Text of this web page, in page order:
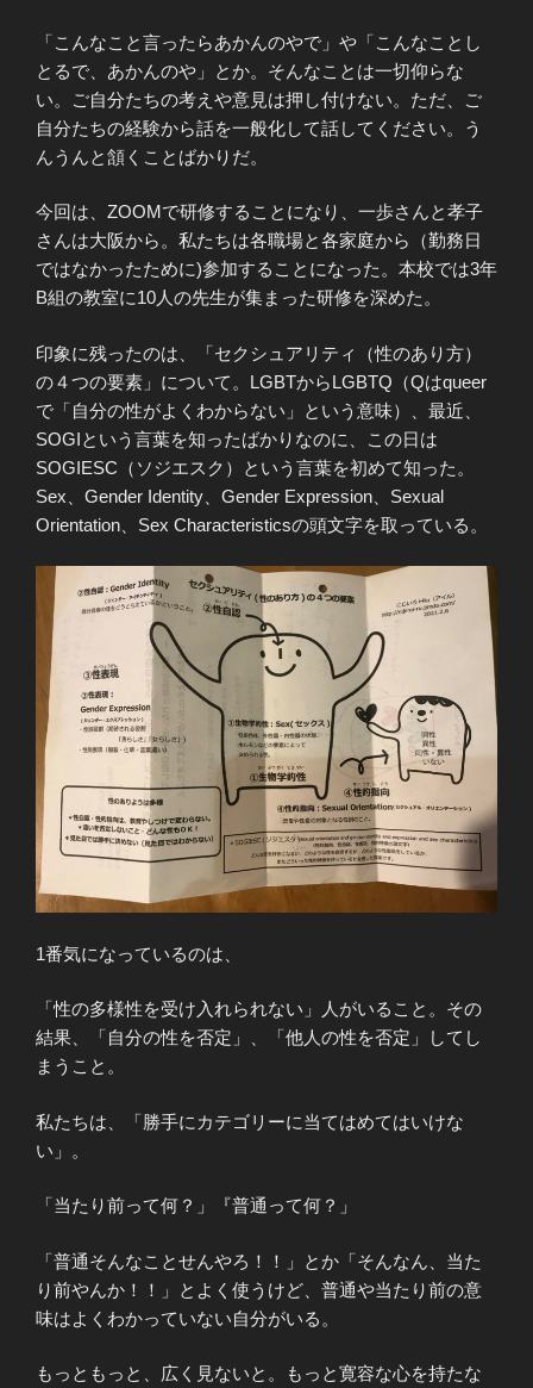
「こんなこと言ったらあかんのやで」や「こんなことし
とるで、あかんのや」とか。そんなことは一切仰らな
い。ご自分たちの考えや意見は押し付けない。ただ、ご
自分たちの経験から話を一般化して話してください。う
んうんと頷くことばかりだ。
今回は、ZOOMで研修することになり、一歩さんと孝子
さんは大阪から。私たちは各職場と各家庭から（勤務日
ではなかったために)参加することになった。本校では3年
B組の教室に10人の先生が集まった研修を深めた。
印象に残ったのは、「セクシュアリティ（性のあり方）
の４つの要素」について。LGBTからLGBTQ（Qはqueer
で「自分の性がよくわからない」という意味）、最近、
SOGIという言葉を知ったばかりなのに、この日は
SOGIESC（ソジエスク）という言葉を初めて知った。
Sex、Gender Identity、Gender Expression、Sexual
Orientation、Sex Characteristicsの頭文字を取っている。
1番気になっているのは、
「性の多様性を受け入れられない」人がいること。その
結果、「自分の性を否定」、「他人の性を否定」してし
まうこと。
私たちは、「勝手にカテゴリーに当てはめてはいけな
い」。
「当たり前って何？」『普通って何？」
「普通そんなことせんやろ！！」とか「そんなん、当た
り前やんか！！」とよく使うけど、普通や当たり前の意
味はよくわかっていない自分がいる。
もっともっと、広く見ないと。もっと寛容な心を持たな